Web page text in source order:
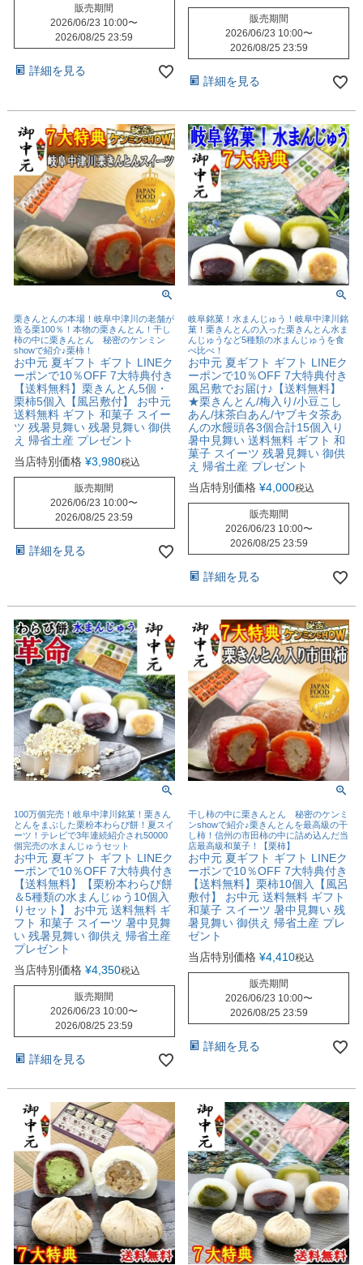
販売期間
2026/06/23 10:00〜
2026/08/25 23:59
詳細を見る
販売期間
2026/06/23 10:00〜
2026/08/25 23:59
詳細を見る
栗きんとんの本場！岐阜中津川の老舗が
造る栗100％！本物の栗きんとん！干し
柿の中に栗きんとん 秘密のケンミン
showで紹介♪栗柿！
お中元 夏ギフト ギフト LINEク
ーポンで10％OFF 7大特典付き
【送料無料】栗きんとん5個・
栗柿5個入【風呂敷付】 お中元
送料無料 ギフト 和菓子 スイー
ツ 残暑見舞い 残暑見舞い 御供
え 帰省土産 プレゼント
当店特別価格 ¥3,980税込
販売期間
2026/06/23 10:00〜
2026/08/25 23:59
詳細を見る
岐阜銘菓！水まんじゅう！岐阜中津川銘
菓！栗きんとんの入った栗きんとん水ま
んじゅうなど5種類の水まんじゅうを食
べ比べ！
お中元 夏ギフト ギフト LINEク
ーポンで10％OFF 7大特典付き
風呂敷でお届け♪【送料無料】
★栗きんとん/梅入り/小豆こし
あん/抹茶白あん/ヤブキタ茶あ
んの水饅頭各3個合計15個入り
暑中見舞い 送料無料 ギフト 和
菓子 スイーツ 残暑見舞い 御供
え 帰省土産 プレゼント
当店特別価格 ¥4,000税込
販売期間
2026/06/23 10:00〜
2026/08/25 23:59
詳細を見る
100万個完売！岐阜中津川銘菓！栗きん
とんをまぶした栗粉本わらび餅！夏スイ
ーツ！テレビで3年連続紹介され50000
個完売の水まんじゅうセット
お中元 夏ギフト ギフト LINEク
ーポンで10％OFF 7大特典付き
【送料無料】【栗粉本わらび餅
＆5種類の水まんじゅう10個入
りセット】 お中元 送料無料 ギ
フト 和菓子 スイーツ 暑中見舞
い 残暑見舞い 御供え 帰省土産
プレゼント
当店特別価格 ¥4,350税込
販売期間
2026/06/23 10:00〜
2026/08/25 23:59
詳細を見る
干し柿の中に栗きんとん 秘密のケンミ
ンshowで紹介♪栗きんとんを最高級の干
し柿！信州の市田柿の中に詰め込んだ当
店最高級和菓子！【栗柿】
お中元 夏ギフト ギフト LINEク
ーポンで10％OFF 7大特典付き
【送料無料】栗柿10個入【風呂
敷付】 お中元 送料無料 ギフト
和菓子 スイーツ 暑中見舞い 残
暑見舞い 御供え 帰省土産 プレ
ゼント
当店特別価格 ¥4,410税込
販売期間
2026/06/23 10:00〜
2026/08/25 23:59
詳細を見る